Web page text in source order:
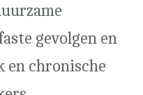
gevolgen en
en chronische